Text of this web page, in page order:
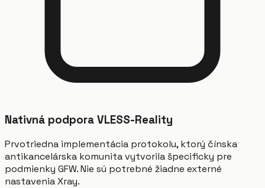
Nativná podpora VLESS-Reality
Prvotriedna implementácia protokolu, ktorý čínska
antikancelárska komunita vytvorila špecificky pre
podmienky GFW. Nie sú potrebné žiadne externé
nastavenia Xray.